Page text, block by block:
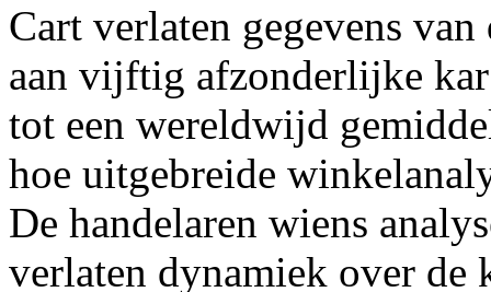
Cart verlaten gegevens
aan vijftig afzonderlijke kar
tot een wereldwijd
hoe uitgebreide
De handelaren wiens
verlaten dynamiek over de